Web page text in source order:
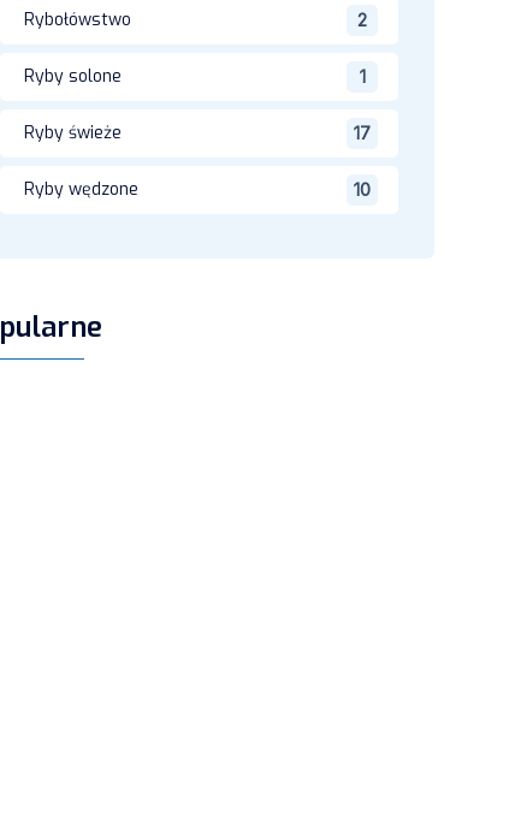
Rybołówstwo 2
Ryby solone 1
Ryby świeże 17
Ryby wędzone 10